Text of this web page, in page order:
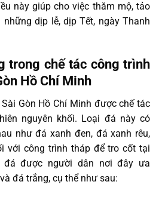
này giúp cho việc thăm mộ, tảo
dịp lễ, dịp Tết, ngày Thanh
trong chế tác công trình
Hồ Chí Minh
Gòn Hồ Chí Minh được chế tác
nguyên khối. Loại đá này có
như đá xanh đen, đá xanh rêu,
với công trình tháp để tro cốt tại
đá được người dân nơi đây ưa
đá trắng, cụ thể như sau: